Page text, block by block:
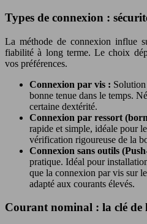
Types de connexion :
La méthode de connexion influe
fiabilité à long terme. Le choix
vos préférences.
Connexion par vis :
bonne tenue dans le temps.
certaine dextérité.
Connexion par ressort
rapide et simple, idéale pour
vérification rigoureuse de la
Connexion sans outils
pratique. Idéal pour
que la connexion par vis sur
adapté aux courants élevés.
Courant nominal : la clé de